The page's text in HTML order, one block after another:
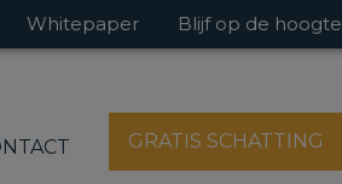
Whitepaper Blijf op de hoogte
GRATIS SCHATTING